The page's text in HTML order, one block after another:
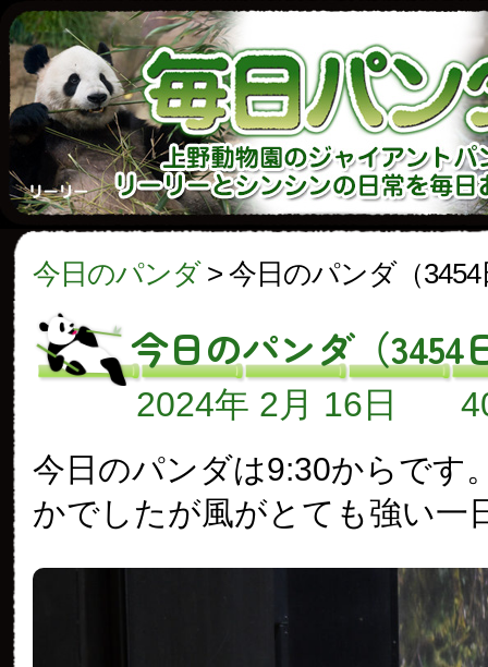
今日のパンダ> 今日のパンダ（3454
今日のパンダ（3454
2024年 2月 16日
今日のパンダは9:30からです
かでしたが風がとても強い一